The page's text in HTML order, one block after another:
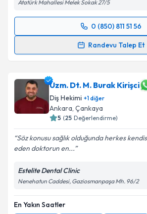
Atatürk Mahallesi Melek Sokak 27/5
0 (850) 811 51 56
Randevu Talep Et
Randevu Takvimi Talebi
hazırlandığında e-posta ile
E-posta Adresiniz
Kişisel verilerimin işlenmesine
kapsamda işlenmesini kabul
Uzm. Dt. M. Burak Kirişci
Diş Hekimi +1diğer
Ankara, Çankaya
5 (25 Değerlendirme)
Söz konusu sağlık olduğunda herkes
eden doktorun en...
Estelite Dental Clinic
Nenehatun Caddesi, Gaziosmanpaşa Mh. 96/2
En Yakın Saatler